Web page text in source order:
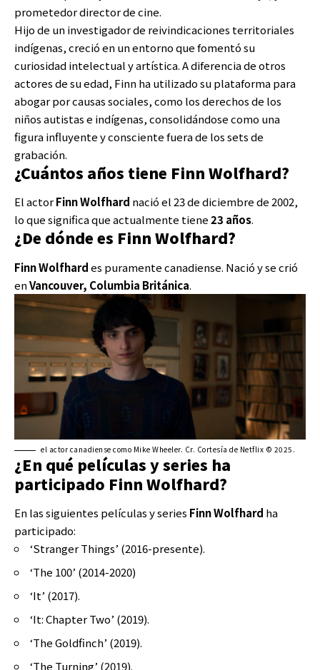
prometedor director de cine.
Hijo de un investigador de reivindicaciones territoriales
indígenas, creció en un entorno que fomentó su
curiosidad intelectual y artística. A diferencia de otros
actores de su edad, Finn ha utilizado su plataforma para
abogar por causas sociales, como los derechos de los
niños autistas e indígenas, consolidándose como una
figura influyente y consciente fuera de los sets de
grabación.
¿Cuántos años tiene Finn Wolfhard?
El actorFinn Wolfhard nació el 23 de diciembre de 2002,
lo que significa que actualmente tiene23 años.
¿De dónde es Finn Wolfhard?
Finn Wolfhardes puramente canadiense. Nació y se crió
enVancouver, Columbia Británica.
el actor canadiense como Mike Wheeler. Cr. Cortesía de Netflix © 2025.
¿En qué películas y series ha
participado Finn Wolfhard?
En las siguientes películas y series Finn Wolfhard ha
participado:
‘Stranger Things’ (2016-presente).
‘The 100’ (2014-2020)
‘It’ (2017).
‘It: Chapter Two’ (2019).
‘The Goldfinch’ (2019).
‘The Turning’ (2019).